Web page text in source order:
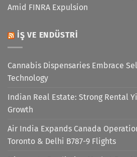
Amid FINRA Expulsion
İŞ VE ENDÜSTRI
Cannabis Dispensaries Embrace
Technology
Indian Real Estate: Strong Rental
Growth
Air India Expands Canada
Toronto & Delhi B787-9 Flights